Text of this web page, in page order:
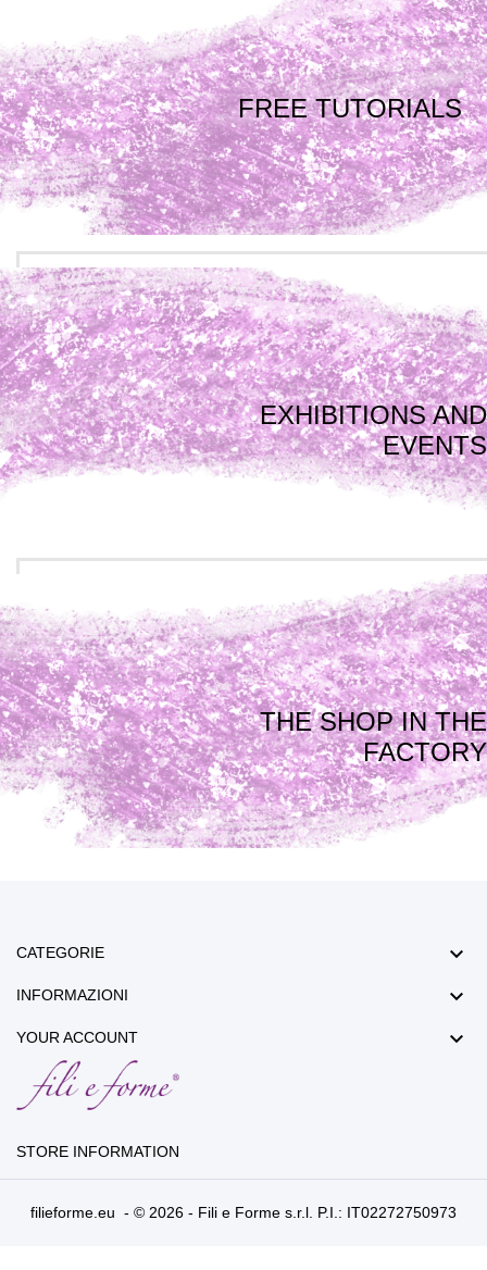
FREE TUTORIALS
EXHIBITIONS AND
EVENTS
THE SHOP IN THE
FACTORY
CATEGORIE 
INFORMAZIONI 
YOUR ACCOUNT 
STORE INFORMATION
filieforme.eu - © 2026 - Fili e Forme s.r.l. P.I.: IT02272750973